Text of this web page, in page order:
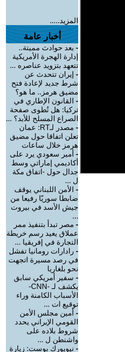
المزيد.....
أخبار عامة
- بعد حوادث مميتة..
إدارة الهجرة الأمريكية
تتعهد بتزويد عناصره ...
- إيران تتحدث عن
شرط جديد لإعادة فتح
مضيق هرمز.. ما هو؟
- القانون الإطاري في
تركيا: هل تُطوى صفحة
الصراع المسلح للأبد؟ ...
-
مصدر لـRT: عمان
تعلن اتفاقا حول مضيق
هرمز خلال ساعات
- أمير سعودي يرد على
أكاديمي إماراتي وسط
جدال حول -اتفاق مكة
ل ...
- الأمن اللبناني يوقف
ضابطا سوريّا رفيعا من
جيش الأسد في بيروت
...
- مصر تبدأ بتنفيذ ممر
عملاق يعيد رسم خريطة
التجارة في إفريقيا ...
- رادارات رومانيا تفشل
في رصد مسيرة اتجهت
نحو بلغاريا
- سفير أمريكي سابق
يكشف لـ -CNN-
الأسباب الكامنة وراء
توقيع ات ...
- أمين مجلس الأمن
القومي الإيراني يحدد
شروط بلاده على
واشنطن ل ...
- نيويورك بوست: زيارة